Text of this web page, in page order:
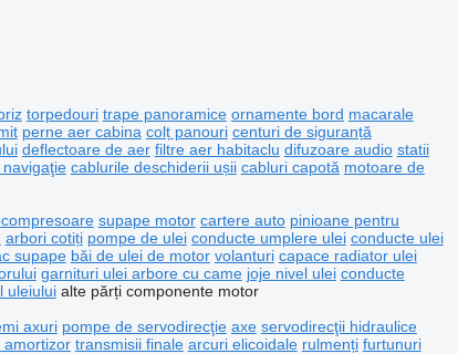
torpedouri trape panoramice ornamente bord macarale
perne aer cabina colț panouri centuri de siguranță
deflectoare de aer filtre aer habitaclu difuzoare audio statii
cablurile deschiderii ușii cabluri capotă motoare de
supape motor cartere auto pinioane pentru
arbori cotiți pompe de ulei conducte umplere ulei conducte ulei
supape băi de ulei de motor volanturi capace radiator ulei
garnituri ulei arbore cu came joje nivel ulei conducte
uleiului alte părți componente motor
axuri pompe de servodirecţie axe servodirecţii hidraulice
amortizor transmisii finale arcuri elicoidale rulmenți furtunuri